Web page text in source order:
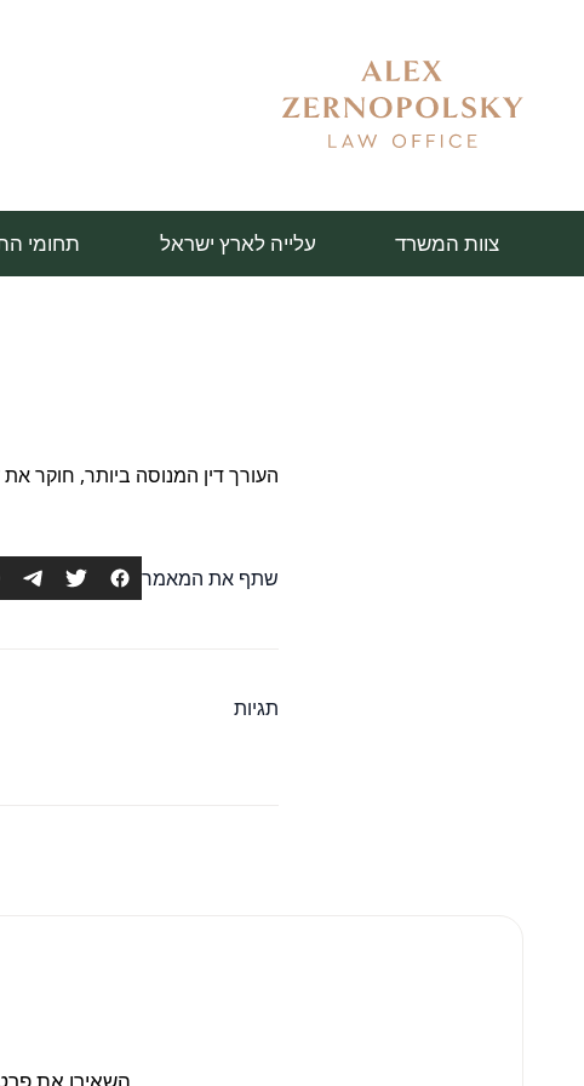
צוות המשרד עלייה לארץ ישראל תחומי
העורך דין המנוסה ביותר, חוקר
שתף את המאמר
תגיות